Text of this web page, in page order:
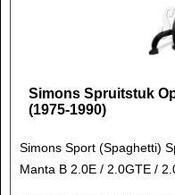
Simons Spruitstuk
(1975-1990)
Simons Sport (Spaghetti)
Manta B 2.0E / 2.0GTE /